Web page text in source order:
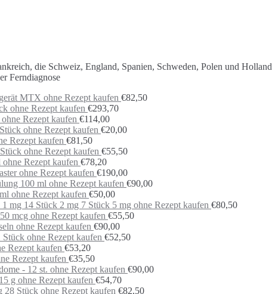
die Schweiz, England, Spanien, Schweden, Polen und Holland
Ferndiagnose
MTX ohne Rezept kaufen €82,50
ohne Rezept kaufen €293,70
Rezept kaufen €114,00
ohne Rezept kaufen €20,00
Rezept kaufen €81,50
ohne Rezept kaufen €55,50
Rezept kaufen €78,20
ohne Rezept kaufen €190,00
100 ml ohne Rezept kaufen €90,00
ohne Rezept kaufen €50,00
mg 14 Stück 2 mg 7 Stück 5 mg ohne Rezept kaufen €80,50
mcg ohne Rezept kaufen €55,50
ohne Rezept kaufen €90,00
ohne Rezept kaufen €52,50
Rezept kaufen €53,20
Rezept kaufen €35,50
- 12 st. ohne Rezept kaufen €90,00
g ohne Rezept kaufen €54,70
28 Stück ohne Rezept kaufen €82,50